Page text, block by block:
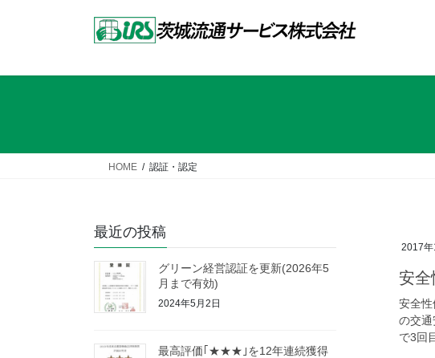
HOME 認証・認定
2017年
安全
安全
の交
で3回
最近の投稿
グリーン経営認証を更新(2026年5
月まで有効)
2024年5月2日
最高評価｢★★★｣を12年連続獲得